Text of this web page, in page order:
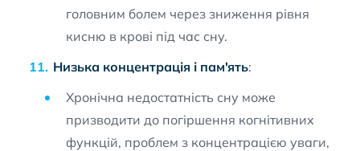
головним болем через зниження рівня
кисню в крові під час сну.
Низька концентрація і пам'ять:
Хронічна недостатність сну може
призводити до погіршення когнітивних
функцій, проблем з концентрацією уваги,